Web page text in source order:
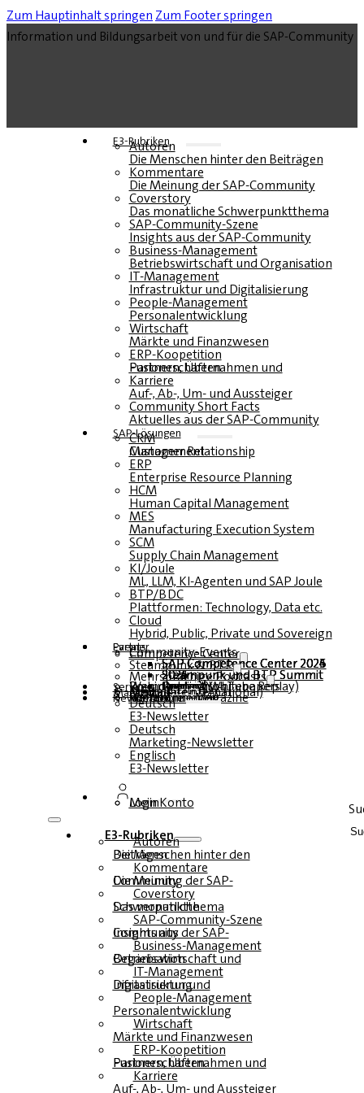
Zum Hauptinhalt springen Zum Footer springen
Information und Bildungsarbeit von und für die SAP-Community
E3-Rubriken
Autoren
Die Menschen hinter den Beiträgen
Kommentare
Die Meinung der SAP-Community
Coverstory
Das monatliche Schwerpunktthema
SAP-Community-Szene
Insights aus der SAP-Community
Business-Management
Betriebswirtschaft und Organisation
IT-Management
Infrastruktur und Digitalisierung
People-Management
Personalentwicklung
Wirtschaft
Märkte und Finanzwesen
ERP-Koopetition
Fusionen, Übernahmen und Partnerschaften
Karriere
Auf-, Ab-, Um- und Aussteiger
Community Short Facts
Aktuelles aus der SAP-Community
SAP-Lösungen
CRM
Customer Relationship Management
ERP
Enterprise Resource Planning
HCM
Human Capital Management
MES
Manufacturing Execution System
SCM
Supply Chain Management
KI/Joule
ML, LLM, KI-Agenten und SAP Joule
BTP/BDC
Plattformen: Technology, Data etc.
Cloud
Hybrid, Public, Private und Sovereign
Partner
EventsCommunity-Events
Competence Center
SAP Competence Center 2026
SAP Competence Center 2025
SAP Competence Center 2024
SAP Competence Center 2023
Steampunk & BTP
Steampunk und BTP Summit 2026
Steampunk und BTP Summit 2025
Steampunk und BTP Summit 2024
Mehrsprachige Podcasts
Deutsch
Englisch
Spanisch
Französisch
Roundtables (YouTube Replay)
Webinare und Whitepapers
Service
Formulare
Kontakt
Mediadaten DACH
Media Kit (International)
Magazin
hier abonnieren
für Abonnenten
kostenfreie Magazine
Newsletter
Deutsch
E3-Newsletter
Deutsch
Marketing-Newsletter
Englisch
E3-Newsletter
Login
Mein Konto
E3-Rubriken
Autoren
Die Menschen hinter den Beiträgen
Kommentare
Die Meinung der SAP-Community
Coverstory
Das monatliche Schwerpunktthema
SAP-Community-Szene
Insights aus der SAP-Community
Business-Management
Betriebswirtschaft und Organisation
IT-Management
Infrastruktur und Digitalisierung
People-Management
Personalentwicklung
Wirtschaft
Märkte und Finanzwesen
ERP-Koopetition
Fusionen, Übernahmen und Partnerschaften
Karriere
Auf-, Ab-, Um- und Aussteiger